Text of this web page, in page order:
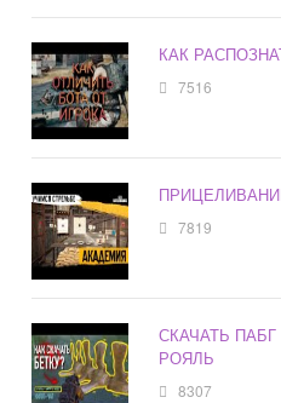
КАК
7516
7819
СКАЧАТЬ
РОЯЛЬ
8307